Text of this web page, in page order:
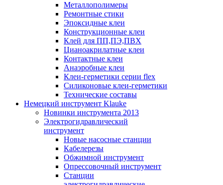
Металлополимеры
Ремонтные стики
Эпоксидные клеи
Конструкционные клеи
Клей для ПП,ПЭ,ПВХ
Цианоакрилатные клеи
Контактные клеи
Анаэробные клеи
Клеи-герметики серии flex
Силиконовые клеи-герметики
Технические составы
Немецкий инструмент Klauke
Новинки инструмента 2013
Электрогидравлический
инструмент
Новые насосные станции
Кабелерезы
Обжимной инструмент
Опрессовочный инструмент
Станции